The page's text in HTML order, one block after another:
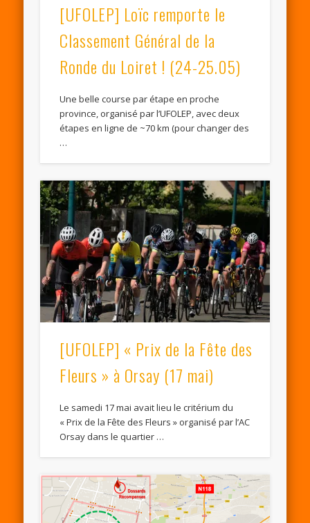
[UFOLEP] Loïc remporte le
Classement Général de la
Ronde du Loiret ! (24-25.05)
Une belle course par étape en proche
province, organisé par l’UFOLEP, avec deux
étapes en ligne de ~70 km (pour changer des
…
[UFOLEP] « Prix de la Fête des
Fleurs » à Orsay (17 mai)
Le samedi 17 mai avait lieu le critérium du
« Prix de la Fête des Fleurs » organisé par l’AC
Orsay dans le quartier …